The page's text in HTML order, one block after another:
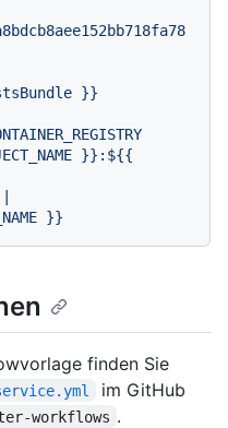
}}
}}:${{
finden Sie
im GitHub
workflows .